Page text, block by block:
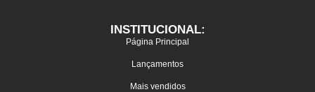
INSTITUCIONAL:
Página Principal
Lançamentos
Mais vendidos